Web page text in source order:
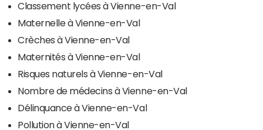
Classement lycées à Vienne-en-Val
Maternelle à Vienne-en-Val
Crèches à Vienne-en-Val
Maternités à Vienne-en-Val
Risques naturels à Vienne-en-Val
Nombre de médecins à Vienne-en-Val
Délinquance à Vienne-en-Val
Pollution à Vienne-en-Val